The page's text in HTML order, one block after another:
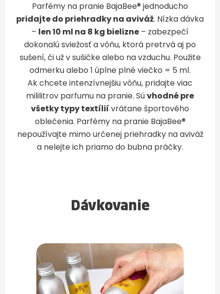
Parfémy na pranie BajaBee® jednoducho
pridajte do priehradky na aviváž. Nízka dávka
– len 10 ml na 8 kg bielizne – zabezpečí
dokonalú sviežosť a vôňu, ktorá pretrvá aj po
sušení, či už v sušičke alebo na vzduchu. Použite
odmerku alebo 1 úplne plné viečko = 5 ml.
Ak chcete intenzívnejšiu vôňu, pridajte viac
mililitrov parfumu na pranie. Súvhodné pre
všetky typy textílií vrátane športového
oblečenia. Parfémy na pranie BajaBee®
nepoužívajte mimo určenej priehradky na aviváž
a nelejte ich priamo do bubna práčky.
Dávkovanie